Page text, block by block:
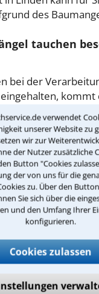
verwendet
unserer Website zu
wir zur
der Nutzer zusätzliche
Button "Cookies
der von uns für die
zu. Über den
Sie sich über die
und den Umfang Ihrer
konfigurieren.
Cookies zulassen
des
tauchen
bei der
kommt
oder Putz. Eine
wenn sie
Dampfsperre
verursachen oft
Wird Holz
es nach
die Stabilität
helfen,
halten.
kann man
Mängel